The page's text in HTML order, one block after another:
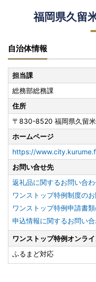
福岡県久留
自治体情報
担当課
総務部総務課
住所
〒830-8520 福岡県久留
ホームページ
https://
お問い合せ先
返礼品に関するお問い合
ワンストップ特例制度の
ワンストップ特例申請書
申込情報に関するお問い
ワンストップ特例オンラ
ふるまど対応